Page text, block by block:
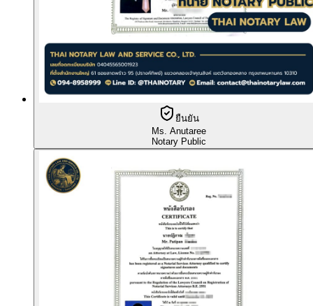
ยืนยัน
Ms. Anutaree
Notary Public